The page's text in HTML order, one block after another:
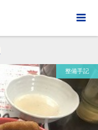
整備手記